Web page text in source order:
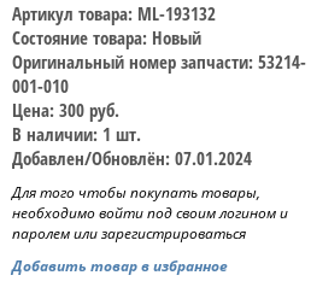
Артикул товара: ML-193132
Состояние товара: Новый
Оригинальный номер запчасти: 53214-
001-010
Цена: 300 руб.
В наличии: 1 шт.
Добавлен/Обновлён: 07.01.2024
Для того чтобы покупать товары,
необходимо войти под своим логином и
паролем или зарегистрироваться
Добавить товар в избранное